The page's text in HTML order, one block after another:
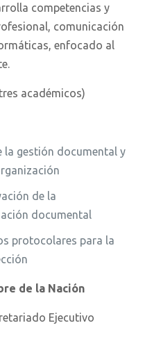
competencias y
comunicación
enfocado al
académicos)
la gestión documental y
de la
documental
protocolares para la
de la Nación
Ejecutivo